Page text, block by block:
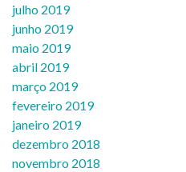
julho 2019
junho 2019
maio 2019
abril 2019
março 2019
fevereiro 2019
janeiro 2019
dezembro 2018
novembro 2018